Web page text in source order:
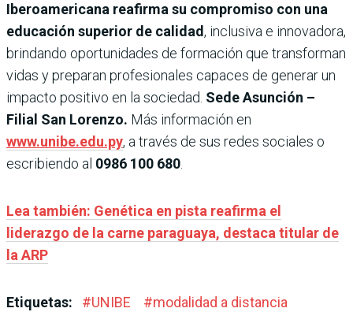
Iberoamericana reafirma su compromiso con una
educación superior de calidad, inclusiva e innovadora,
brindando oportunidades de formación que transforman
vidas y preparan profesionales capaces de generar un
impacto positivo en la sociedad. Sede Asunción –
Filial San Lorenzo. Más información en
www.unibe.edu.py, a través de sus redes sociales o
escribiendo al 0986 100 680
Lea también: Genética en pista reafirma el
liderazgo de la carne paraguaya, destaca titular de
la ARP
Etiquetas: #UNIBE #modalidad a distancia